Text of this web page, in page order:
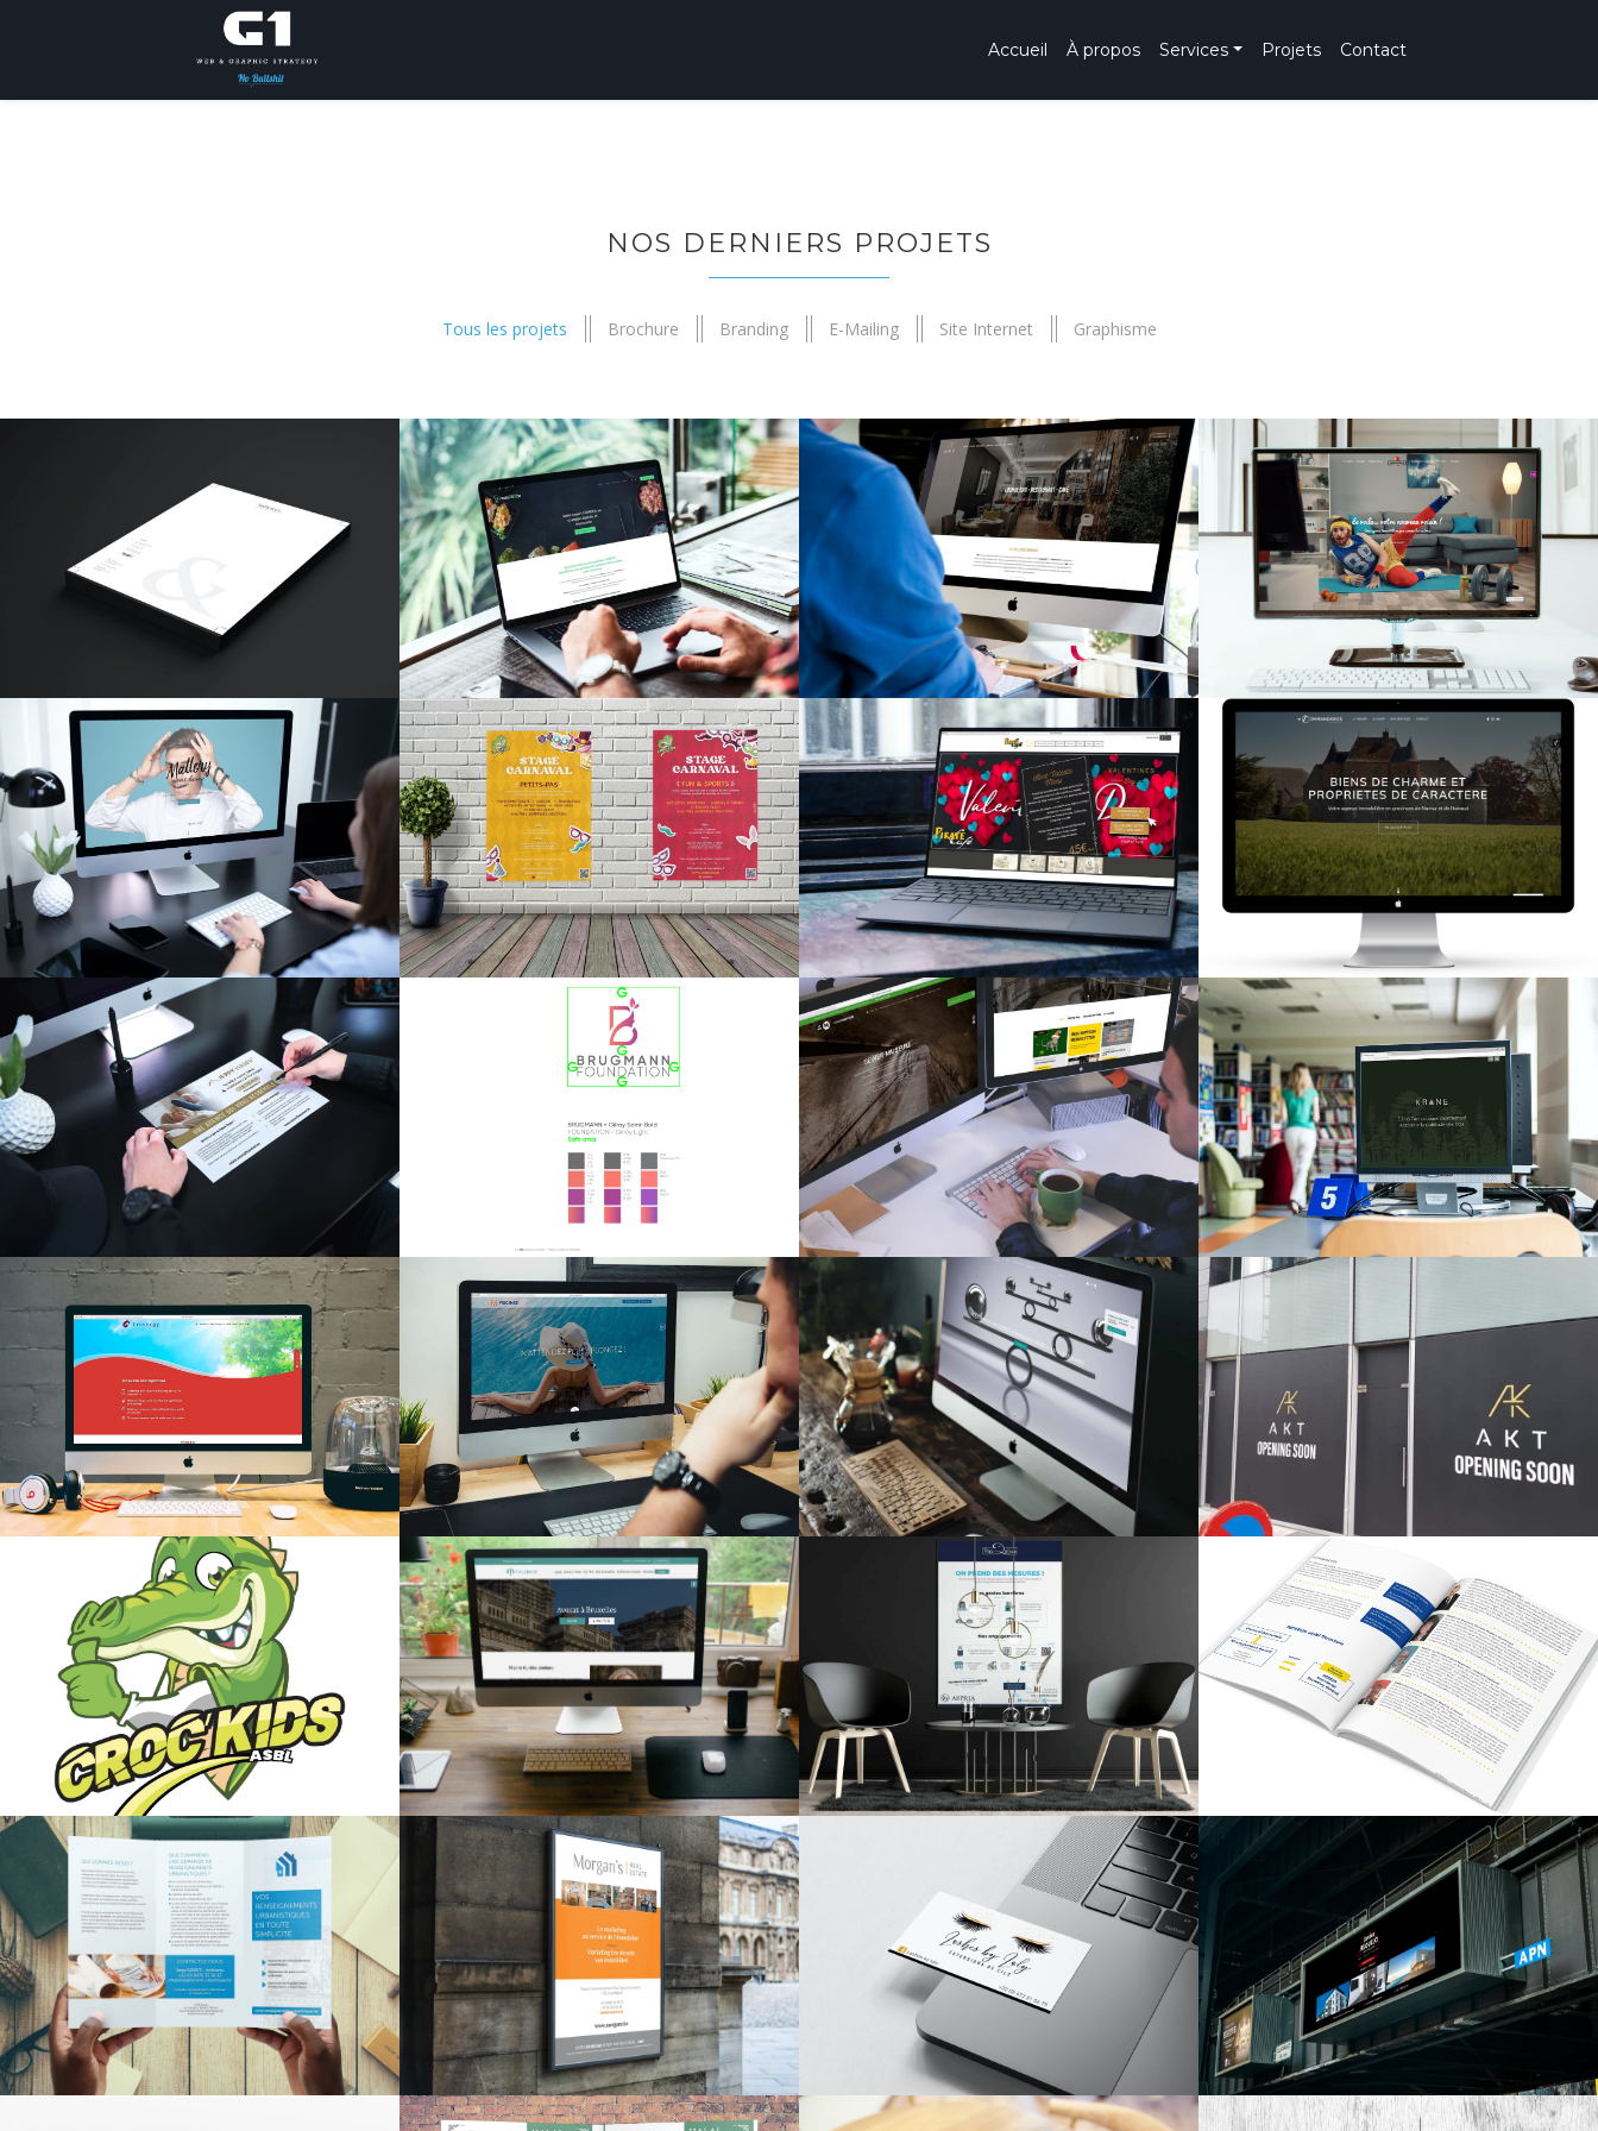
Accueil À propos Services Projets Contact
NOS DERNIERS PROJETS
Tous les projets Brochure Branding E-Mailing Site Internet Graphisme